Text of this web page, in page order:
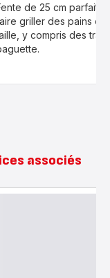
de 25 cm parfaite
griller des pains de
y compris des
associés